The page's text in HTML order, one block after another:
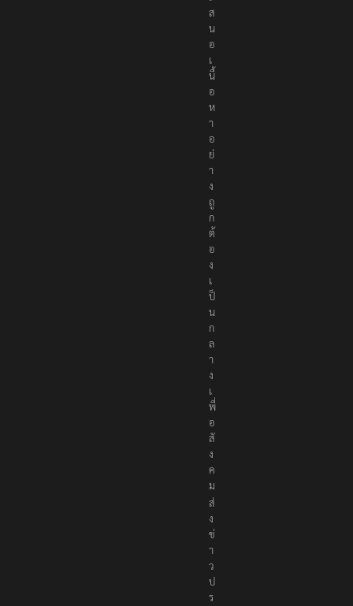
ส
น
อ
เ
นื้
อ
ห
า
อ
ย่
า
ง
ถู
ก
ต้
อ
ง
เ
ป็
น
ก
ล
า
ง
เ
พื่
อ
สั
ง
ค
ม
ส่
ง
ข่
า
ว
ป
ร